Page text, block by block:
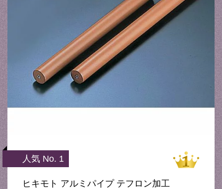
人気 No. 1
ヒキモト アルミパイプ テフロン加工